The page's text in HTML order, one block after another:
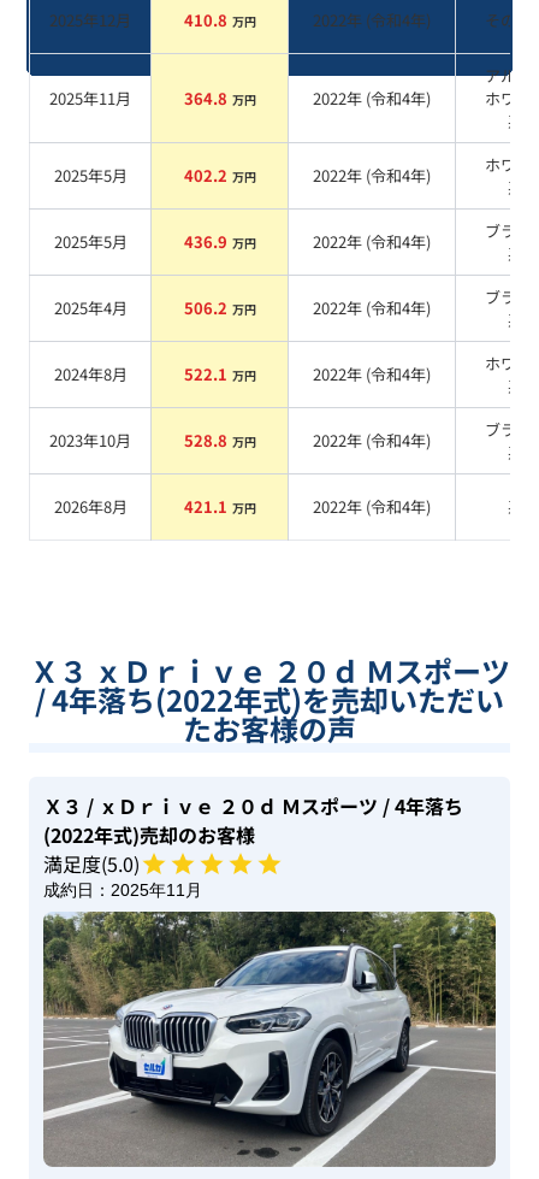
2025年12月 410.8 万円 2022年 (令和4年) その他
2025年11月 364.8 万円 2022年 (令和4年)
アルピ
ホワイ
系
2025年5月 402.2 万円 2022年 (令和4年)
ホワイ
系
2025年5月 436.9 万円 2022年 (令和4年)
ブラッ
系
2025年4月 506.2 万円 2022年 (令和4年)
ブラッ
系
2024年8月 522.1 万円 2022年 (令和4年)
ホワイ
系
2023年10月 528.8 万円 2022年 (令和4年)
ブラッ
系
2026年8月 421.1 万円 2022年 (令和4年) 系
Ｘ３ ｘＤｒｉｖｅ ２０ｄ Ｍスポーツ
/ 4年落ち(2022年式)を売却いただい
たお客様の声
Ｘ３ / ｘＤｒｉｖｅ ２０ｄ Ｍスポーツ / 4年落ち
(2022年式)売却のお客様
満足度(5.0)
成約日： 2025年11月